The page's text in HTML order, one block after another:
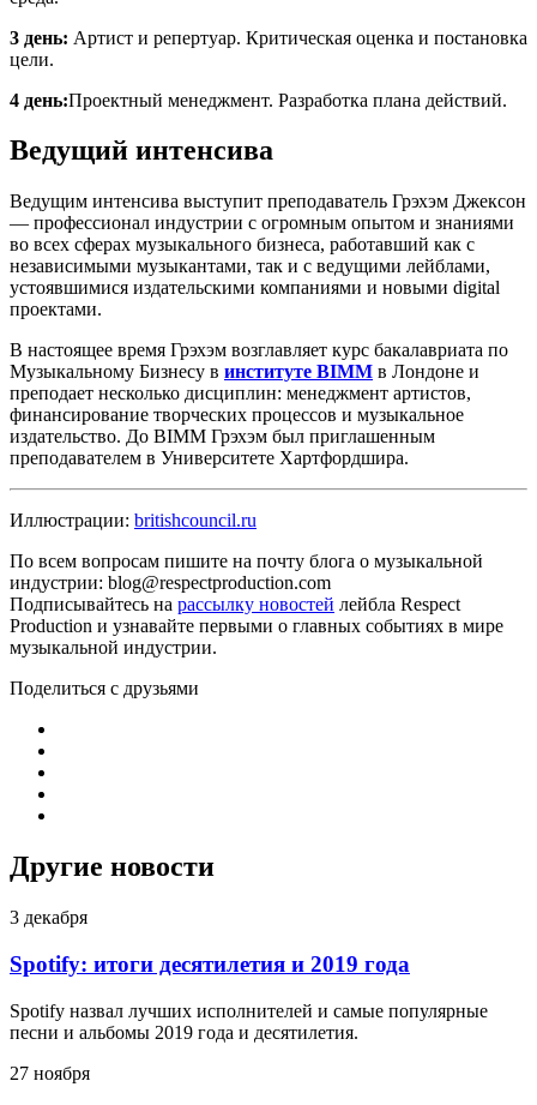
3 день: Артист и репертуар. Критическая оценка и постановка
цели.
4 день:Проектный менеджмент. Разработка плана действий.
Ведущий интенсива
Ведущим интенсива выступит преподаватель Грэхэм Джексон
— профессионал индустрии с огромным опытом и знаниями
во всех сферах музыкального бизнеса, работавший как с
независимыми музыкантами, так и с ведущими лейблами,
устоявшимися издательскими компаниями и новыми digital
проектами.
В настоящее время Грэхэм возглавляет курс бакалавриата по
Музыкальному Бизнесу в институте BIMM в Лондоне и
преподает несколько дисциплин: менеджмент артистов,
финансирование творческих процессов и музыкальное
издательство. До BIMM Грэхэм был приглашенным
преподавателем в Университете Хартфордшира.
Иллюстрации: britishcouncil.ru
По всем вопросам пишите на почту блога о музыкальной
индустрии: blog@respectproduction.com
Подписывайтесь на рассылку новостей лейбла Respect
Production и узнавайте первыми о главных событиях в мире
музыкальной индустрии.
Поделиться с друзьями
Другие новости
3 декабря
Spotify: итоги десятилетия и 2019 года
Spotify назвал лучших исполнителей и самые популярные
песни и альбомы 2019 года и десятилетия.
27 ноября